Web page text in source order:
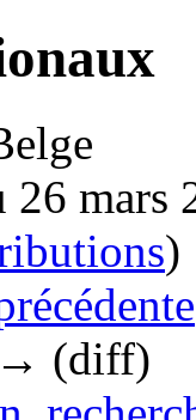
26 mars
)
→ (diff)